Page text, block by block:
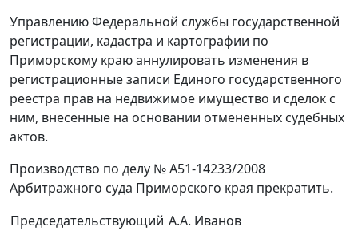
Управлению Федеральной службы государственной
регистрации, кадастра и картографии по
Приморскому краю аннулировать изменения в
регистрационные записи Единого государственного
реестра прав на недвижимое имущество и сделок с
ним, внесенные на основании отмененных судебных
актов.
Производство по делу № А51-14233/2008
Арбитражного суда Приморского края прекратить.
Председательствующий А.А. Иванов